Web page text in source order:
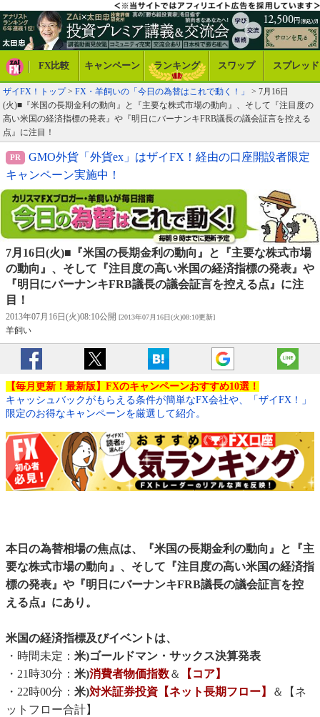
FX比較 キャンペーン ランキング スワップ スプレッド
ザイFX！トップ> FX・羊飼いの「今日の為替はこれで動く！」
> 7月16日
(火)■『米国の長期金利の動向』と『主要な株式市場の動向』、そして『注目度の
高い米国の経済指標の発表』や『明日にバーナンキFRB議長の議会証言を控える
点』に注目！
GMO外貨「外貨ex」はザイFX！経由の口座開設者限定
キャンペーン実施中！
7月16日(火)■『米国の長期金利の動向』と『主要な株式市場
の動向』、そして『注目度の高い米国の経済指標の発表』や
『明日にバーナンキFRB議長の議会証言を控える点』に注
目！
2013年07月16日(火)08:10公開 [2013年07月16日(火)08:10更新]
羊飼い
【毎月更新！最新版】FXのキャンペーンおすすめ10選！
キャッシュバックがもらえる条件が簡単なFX会社や、「ザイFX！」
限定のお得なキャンペーンを厳選して紹介。
本日の為替相場の焦点は、『米国の長期金利の動向』と『主
要な株式市場の動向』、そして『注目度の高い米国の経済指
標の発表』や『明日にバーナンキFRB議長の議会証言を控
える点』にあり。
米国の経済指標及びイベントは、
・時間未定： 米)ゴールドマン・サックス決算発表
・21時30分： 米)消費者物価指数＆
【コア】
・22時00分： 米)対米証券投資【ネット長期フロー】
＆【ネ
ットフロー合計】